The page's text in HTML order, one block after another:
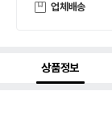
업체배송
상품정보